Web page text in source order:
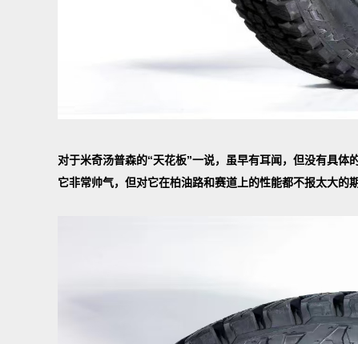
对于米奇汤普森的“天花板”一说，虽早有耳闻，但没有具
它非常帅气，但对它在柏油路和赛道上的性能都不报太大的期